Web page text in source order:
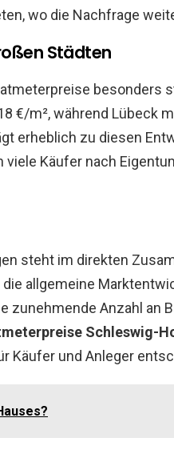
wo die Nachfrage
Städten
besonders
€/m², während Lübeck
erheblich zu diesen
Käufer nach
steht im direkten
allgemeine
zunehmende Anzahl an
Schleswig-
Käufer und Anleger